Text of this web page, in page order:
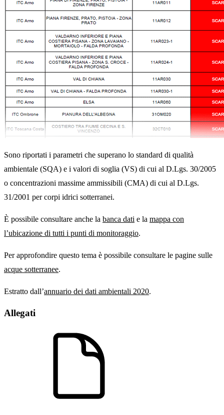
Sono riportati i parametri che superano lo standard di qualità
ambientale (SQA) e i valori di soglia (VS) di cui al D.Lgs. 30/2005
o concentrazioni massime ammissibili (CMA) di cui al D.Lgs.
31/2001 per corpi idrici sotterranei.
È possibile consultare anche la banca dati e la mappa con
l’ubicazione di tutti i punti di monitoraggio.
Per approfondire questo tema è possibile consultare le pagine sulle
acque sotterranee.
Estratto dall’annuario dei dati ambientali 2020.
Allegati